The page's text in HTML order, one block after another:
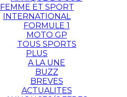
FEMME ET SPORT
INTERNATIONAL
FORMULE 1
MOTO GP
TOUS SPORTS
PLUS
A LA UNE
BUZZ
BREVES
ACTUALITES